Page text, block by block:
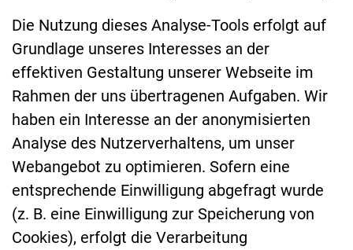
Die Nutzung dieses Analyse-Tools erfolgt auf
Grundlage unseres Interesses an der
effektiven Gestaltung unserer Webseite im
Rahmen der uns übertragenen Aufgaben. Wir
haben ein Interesse an der anonymisierten
Analyse des Nutzerverhaltens, um unser
Webangebot zu optimieren. Sofern eine
entsprechende Einwilligung abgefragt wurde
(z. B. eine Einwilligung zur Speicherung von
Cookies), erfolgt die Verarbeitung